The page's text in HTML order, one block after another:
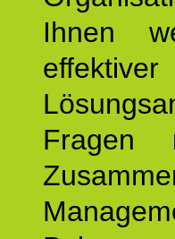
Ihnen
Fragen